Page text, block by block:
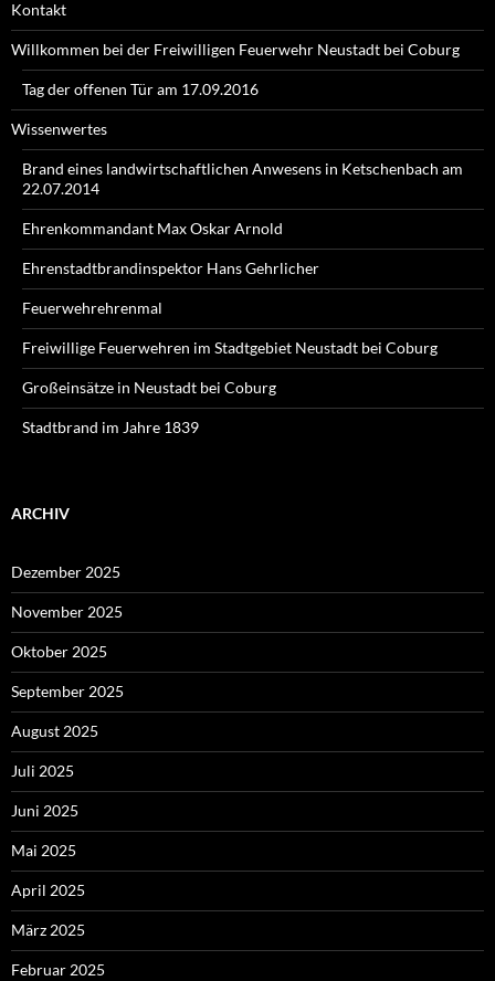
Kontakt
Willkommen bei der Freiwilligen Feuerwehr Neustadt bei Coburg
Tag der offenen Tür am 17.09.2016
Wissenwertes
Brand eines landwirtschaftlichen Anwesens in Ketschenbach am
22.07.2014
Ehrenkommandant Max Oskar Arnold
Ehrenstadtbrandinspektor Hans Gehrlicher
Feuerwehrehrenmal
Freiwillige Feuerwehren im Stadtgebiet Neustadt bei Coburg
Großeinsätze in Neustadt bei Coburg
Stadtbrand im Jahre 1839
ARCHIV
Dezember 2025
November 2025
Oktober 2025
September 2025
August 2025
Juli 2025
Juni 2025
Mai 2025
April 2025
März 2025
Februar 2025